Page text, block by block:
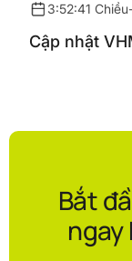
3:52:41 Chiều
Cập nhật
Bắt
ngay